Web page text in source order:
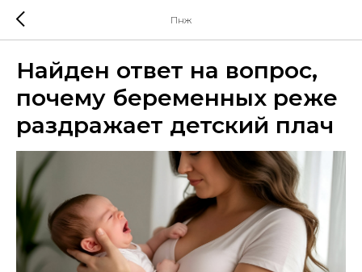
Пнж
Найден ответ на вопрос,
почему беременных реже
раздражает детский плач